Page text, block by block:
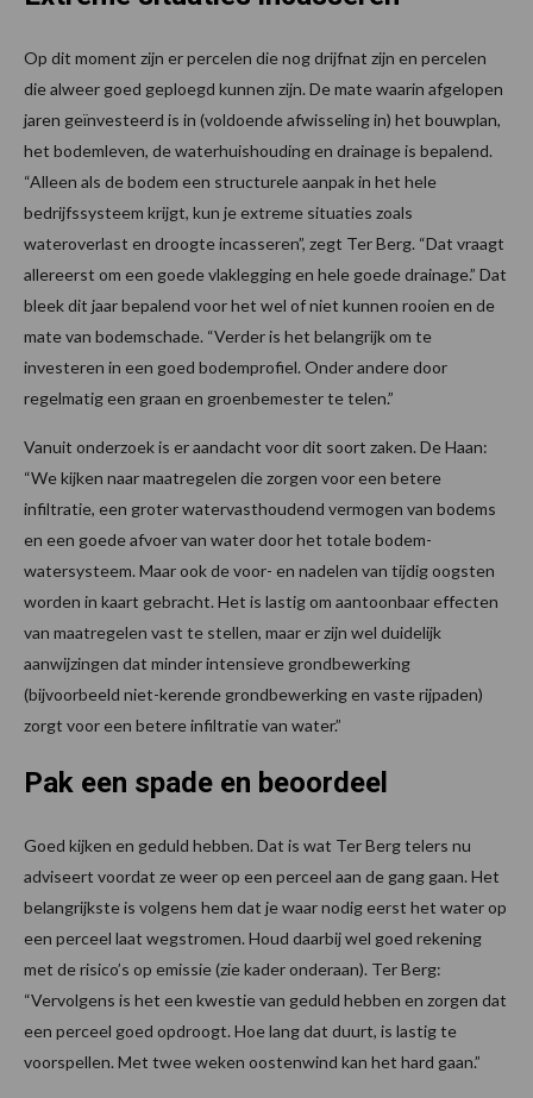
Op dit moment zijn er percelen die nog drijfnat zijn en percelen
die alweer goed geploegd kunnen zijn. De mate waarin afgelopen
jaren geïnvesteerd is in (voldoende afwisseling in) het bouwplan,
het bodemleven, de waterhuishouding en drainage is bepalend.
“Alleen als de bodem een structurele aanpak in het hele
bedrijfssysteem krijgt, kun je extreme situaties zoals
wateroverlast en droogte incasseren”, zegt Ter Berg. “Dat vraagt
allereerst om een goede vlaklegging en hele goede drainage.” Dat
bleek dit jaar bepalend voor het wel of niet kunnen rooien en de
mate van bodemschade. “Verder is het belangrijk om te
investeren in een goed bodemprofiel. Onder andere door
regelmatig een graan en groenbemester te telen.”
Vanuit onderzoek is er aandacht voor dit soort zaken. De Haan:
“We kijken naar maatregelen die zorgen voor een betere
infiltratie, een groter watervasthoudend vermogen van bodems
en een goede afvoer van water door het totale bodem-
watersysteem. Maar ook de voor- en nadelen van tijdig oogsten
worden in kaart gebracht. Het is lastig om aantoonbaar effecten
van maatregelen vast te stellen, maar er zijn wel duidelijk
aanwijzingen dat minder intensieve grondbewerking
(bijvoorbeeld niet-kerende grondbewerking en vaste rijpaden)
zorgt voor een betere infiltratie van water.”
Pak een spade en beoordeel
Goed kijken en geduld hebben. Dat is wat Ter Berg telers nu
adviseert voordat ze weer op een perceel aan de gang gaan. Het
belangrijkste is volgens hem dat je waar nodig eerst het water op
een perceel laat wegstromen. Houd daarbij wel goed rekening
met de risico’s op emissie (zie kader onderaan). Ter Berg:
“Vervolgens is het een kwestie van geduld hebben en zorgen dat
een perceel goed opdroogt. Hoe lang dat duurt, is lastig te
voorspellen. Met twee weken oostenwind kan het hard gaan.”